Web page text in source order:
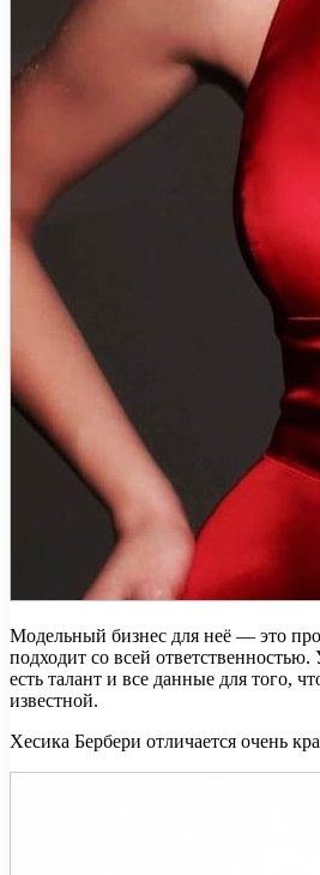
Модельный бизнес для неё — это
подходит со всей
есть талант и все данные для того,
известной.
Хесика Бербери отличается очень